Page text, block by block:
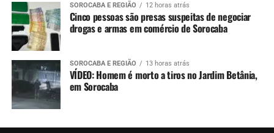
SOROCABA E REGIÃO 12 horas atrás
Cinco pessoas são presas suspeitas de negociar
drogas e armas em comércio de Sorocaba
SOROCABA E REGIÃO 13 horas atrás
VÍDEO: Homem é morto a tiros no Jardim Betânia,
em Sorocaba